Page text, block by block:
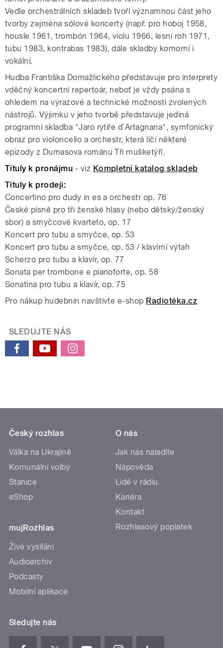
Vedle orchestrálních skladeb tvoří významnou část jeho
tvorby zejména sólové koncerty (např. pro hoboj 1958,
housle 1961, trombón 1964, violu 1966, lesní roh 1971,
tubu 1983, kontrabas 1983), dále skladby komorní i
vokální.
Hudba Františka Domažlického představuje pro interprety
vděčný koncertní repertoár, neboť je vždy psána s
ohledem na výrazové a technické možnosti zvolených
nástrojů. Výjimku v jeho tvorbě představuje jediná
programní skladba "Jaro rytíře d´Artagnana", symfonický
obraz pro violoncello a orchestr, která líčí některé
epizody z Dumasova románu Tři mušketýři.
Tituly k pronájmu - viz Kompletní katalog skladeb
Tituly k prodeji:
Concertino pro dudy in es a orchestr op. 76
České písně pro tři ženské hlasy (nebo dětský/ženský
sbor) a smyčcové kvarteto, op. 17
Koncert pro tubu a smyčce, op. 53
Koncert pro tubu a smyčce, op. 53 / klavírní výtah
Scherzo pro tubu a klavír, op. 77
Sonata per trombone e pianoforte, op. 58
Sonatina pro tubu a klavír, op. 75
Pro nákup hudebnin navštivte e-shop Radiotéka.cz
SLEDUJTE NÁS
Český rozhlas
Válka na Ukrajině
Komunální volby
Stanice
eShop
mujRozhlas
Živé vysílání
Audioarchiv
Podcasty
Mobilní aplikace
O nás
Jak nás naladíte
Nápověda
Lidé v rádiu
Kariéra
Kontakt
Rozhlasový poplatek
Sledujte nás